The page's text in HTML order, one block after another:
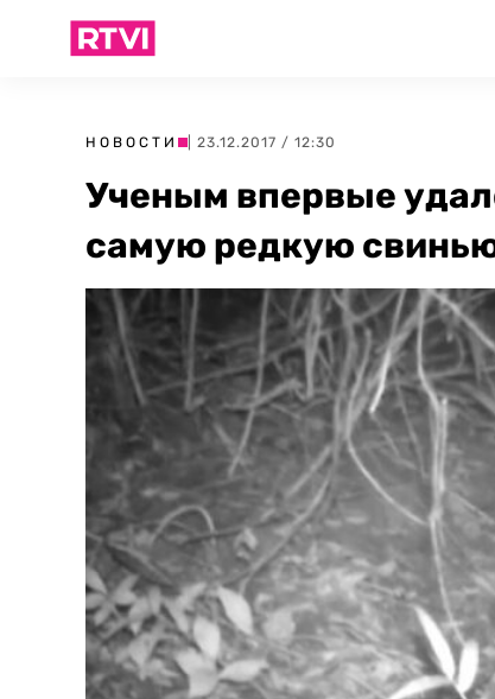
НОВОСТИ | 23.12.2017 / 12:30
Ученым впервые
самую редкую